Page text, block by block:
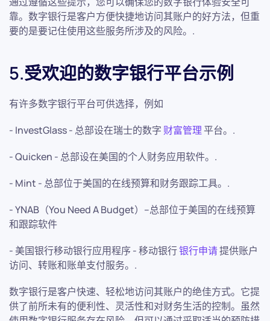
靠。数字银行是客户方便快捷地访问其账户的好方法，但重
要的是要记住使用这些服务所涉及的风险。.
5.受欢迎的数字银行平台示例
有许多数字银行平台可供选择，例如
- InvestGlass - 总部设在瑞士的数字 财富管理平台。.
- Quicken - 总部设在美国的个人财务应用软件。.
- Mint - 总部位于美国的在线预算和财务跟踪工具。.
- YNAB（You Need A Budget）--总部位于美国的在线预算
和跟踪软件
- 美国银行移动银行应用程序 - 移动银行银行申请提供账户
访问、转账和账单支付服务。.
数字银行是客户快速、轻松地访问其账户的绝佳方式。它提
供了前所未有的便利性、灵活性和对财务生活的控制。虽然